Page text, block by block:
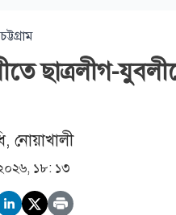
চট্টগ্রাম
ছাত্রলীগ-
নোয়াখালী
১৮: ১৩